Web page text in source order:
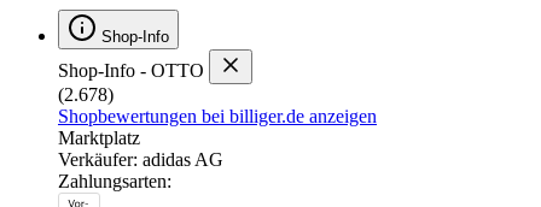
Shop-Info
Shop-Info - OTTO
(2.678)
Shopbewertungen bei billiger.de anzeigen
Marktplatz
Verkäufer: adidas AG
Zahlungsarten: